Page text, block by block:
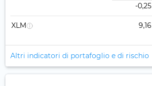
-0,25
XLM 9,16
Altri indicatori di portafoglio e di rischio